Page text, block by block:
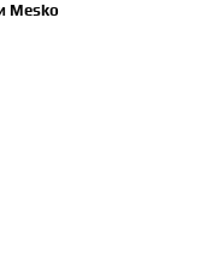
Mesko